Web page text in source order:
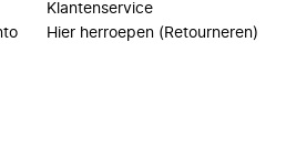
Klantenservice
Hier herroepen (Retourneren)